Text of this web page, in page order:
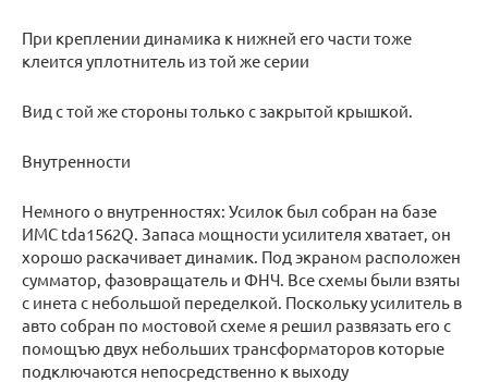
При креплении динамика к нижней его части тоже
клеится уплотнитель из той же серии
Вид с той же стороны только с закрытой крышкой.
Внутренности
Немного о внутренностях: Усилок был собран на базе
ИМС tda1562Q. Запаса мощности усилителя хватает, он
хорошо раскачивает динамик. Под экраном расположен
сумматор, фазовращатель и ФНЧ. Все схемы были взяты
с инета с небольшой переделкой. Поскольку усилитель в
авто собран по мостовой схеме я решил развязать его с
помощъю двух небольших трансформаторов которые
подключаются непосредственно к выходу